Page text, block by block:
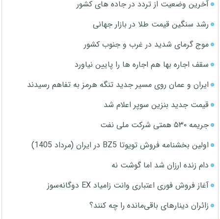
آخرین وضعیت از تردد در جاده های کشور
رشد سنگین قیمت طلا در بازار جهانی
موج گرمای شدید در غرب و جنوب کشور
سقف اجاره بها هم اجاره ها را پایین نیاورد
ایران و عمان روی مسیر جدید تنگه هرمز به تفاهم رسیدند
قیمت جدید بنزین سوپر اعلام شد
جریمه ۵۳۰ همتی شرکت ملی نفت
اولین بخشنامه فروش تویوتا BZ5 در ایران (مرداد 1405)
دام زنده ارزان شد اما گوشت نه
آغاز فروش فوری اعتباری وانت زامیاد EX دوگانه‌سوز
زائران دینارهای باقی‌مانده را چه کنند؟